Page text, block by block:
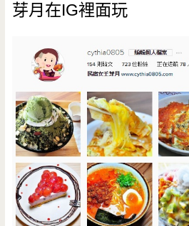
芽月在IG裡面玩